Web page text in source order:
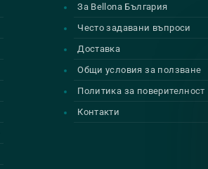
За Bellona България
Често задавани въпроси
Доставка
Общи условия за ползване
Политика за поверителност
Контакти